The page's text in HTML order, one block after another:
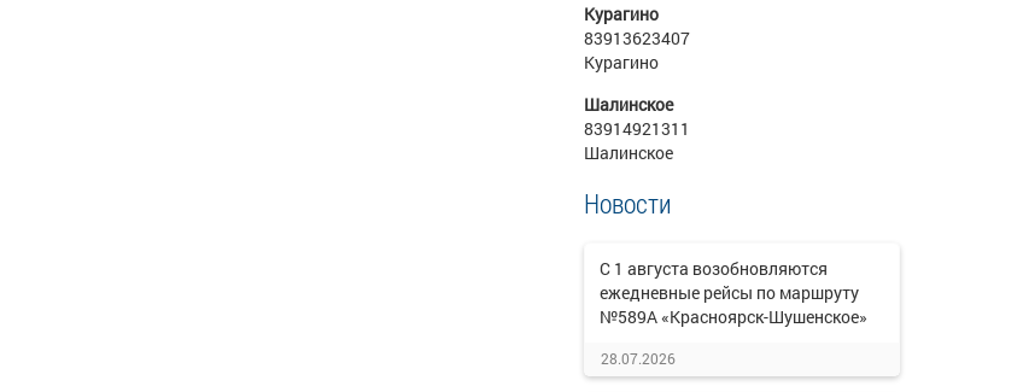
Курагино
83913623407
Курагино
Шалинское
83914921311
Шалинское
Новости
С 1 августа возобновляются
ежедневные рейсы по маршруту
№589А «Красноярск-Шушенское»
28.07.2026